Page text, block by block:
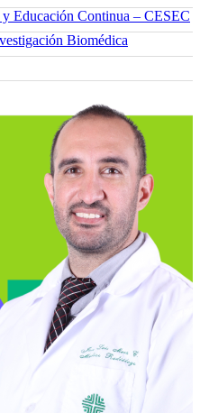
Educación Continua – CESEC
Biomédica